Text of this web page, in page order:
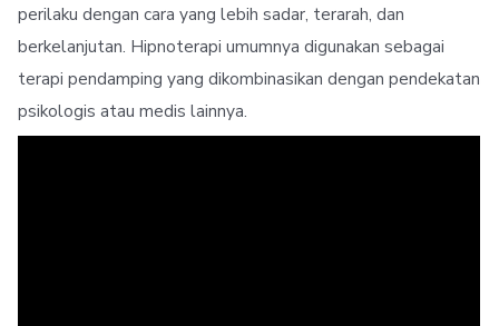
perilaku dengan cara yang lebih sadar, terarah, dan
berkelanjutan. Hipnoterapi umumnya digunakan sebagai
terapi pendamping yang dikombinasikan dengan pendekatan
psikologis atau medis lainnya.